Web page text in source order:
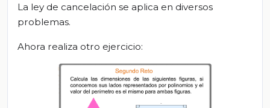
La ley de cancelación se aplica en diversos
problemas.
Ahora realiza otro ejercicio: